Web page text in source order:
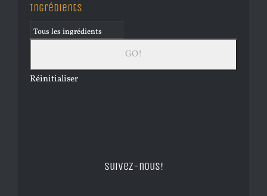
Ingrédients
Réinitialiser
Suivez-nous!